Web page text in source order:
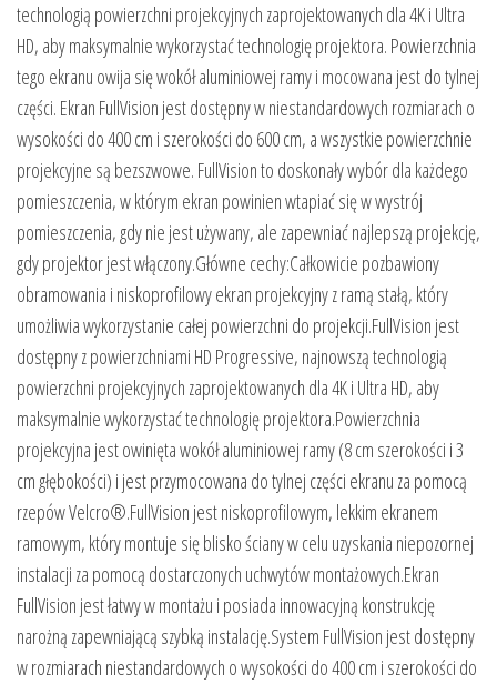
technologią powierzchni projekcyjnych zaprojektowanych dla 4K i Ultra
HD, aby maksymalnie wykorzystać technologię projektora. Powierzchnia
tego ekranu owija się wokół aluminiowej ramy i mocowana jest do tylnej
części. Ekran FullVision jest dostępny w niestandardowych rozmiarach o
wysokości do 400 cm i szerokości do 600 cm, a wszystkie powierzchnie
projekcyjne są bezszwowe. FullVision to doskonały wybór dla każdego
pomieszczenia, w którym ekran powinien wtapiać się w wystrój
pomieszczenia, gdy nie jest używany, ale zapewniać najlepszą projekcję,
gdy projektor jest włączony.Główne cechy:Całkowicie pozbawiony
obramowania i niskoprofilowy ekran projekcyjny z ramą stałą, który
umożliwia wykorzystanie całej powierzchni do projekcji.FullVision jest
dostępny z powierzchniami HD Progressive, najnowszą technologią
powierzchni projekcyjnych zaprojektowanych dla 4K i Ultra HD, aby
maksymalnie wykorzystać technologię projektora.Powierzchnia
projekcyjna jest owinięta wokół aluminiowej ramy (8 cm szerokości i 3
cm głębokości) i jest przymocowana do tylnej części ekranu za pomocą
rzepów Velcro®.FullVision jest niskoprofilowym, lekkim ekranem
ramowym, który montuje się blisko ściany w celu uzyskania niepozornej
instalacji za pomocą dostarczonych uchwytów montażowych.Ekran
FullVision jest łatwy w montażu i posiada innowacyjną konstrukcję
narożną zapewniającą szybką instalację.System FullVision jest dostępny
w rozmiarach niestandardowych o wysokości do 400 cm i szerokości do